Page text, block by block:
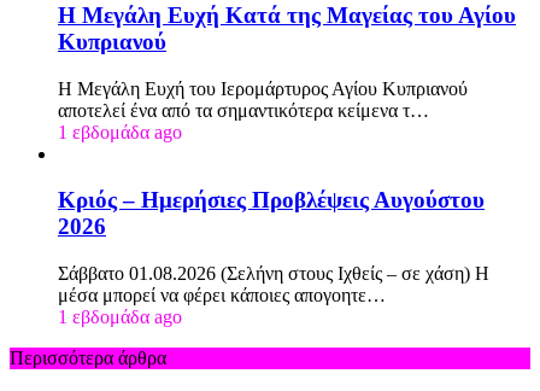
Η Μεγάλη Ευχή Κατά της Μαγείας του Αγίου
Κυπριανού
Η Μεγάλη Ευχή του Ιερομάρτυρος Αγίου Κυπριανού
αποτελεί ένα από τα σημαντικότερα κείμενα τ…
1 εβδομάδα ago
Κριός – Ημερήσιες Προβλέψεις Αυγούστου
2026
Σάββατο 01.08.2026 (Σελήνη στους Ιχθείς – σε χάση) Η
μέσα μπορεί να φέρει κάποιες απογοητε…
1 εβδομάδα ago
Περισσότερα άρθρα